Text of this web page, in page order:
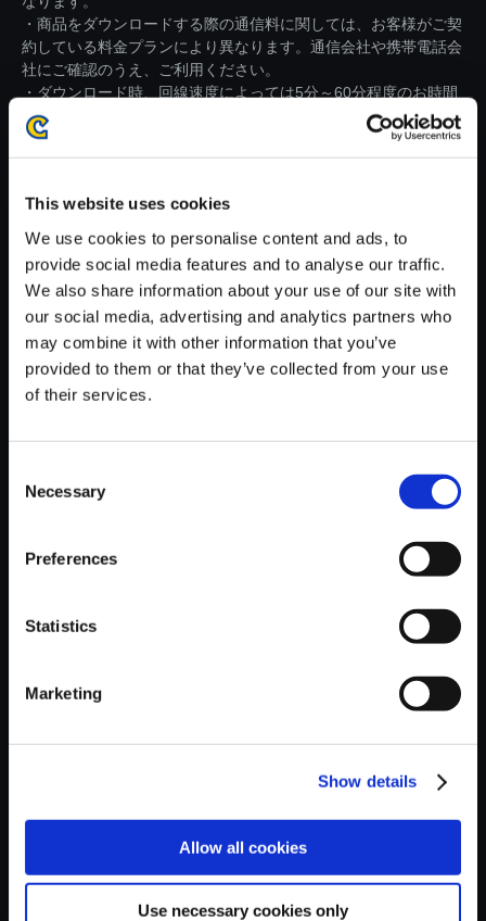
This website uses cookies
We use cookies to personalise content and ads, to
provide social media features and to analyse our traffic.
We also share information about your use of our site with
our social media, advertising and analytics partners who
may combine it with other information that you’ve
provided to them or that they’ve collected from your use
of their services.
Selection
Necessary
Preferences
Statistics
Marketing
Show details
Allow all cookies
Use necessary cookies only
・商品をダウンロードする際の通信料に関しては、お客様がご契
約している料金プランにより異なります。通信会社や携帯電話会
社にご確認のうえ、ご利用ください。
・ダウンロード時、回線速度によっては5分～60分程度のお時間
がかかる場合がございます。
※ご購入いただいたファイルのダウンロードの際には、通信環境
が安定しているWifi環境でお試しください。
【単曲】大神伝 ～小さき太陽～
オリジナル・サウンドトラック
スサノオのテーマ
おすすめ商品